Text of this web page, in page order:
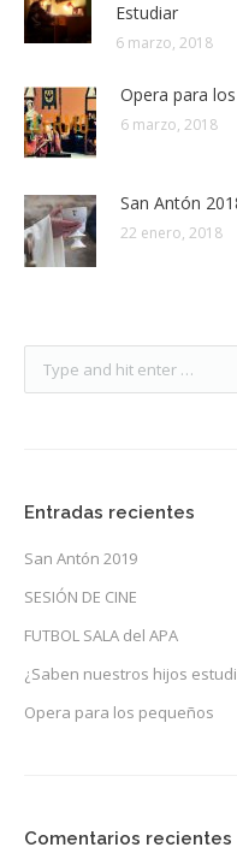
Estudiar
6 marzo, 2018
Opera para
6 marzo, 2018
San Antón
22 enero, 2018
Entradas recientes
San Antón 2019
SESIÓN DE CINE
FUTBOL SALA del APA
¿Saben nuestros hijos
Opera para los pequeños
Comentarios recientes